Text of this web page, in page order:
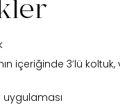
içeriğinde 3’lü
uygulaması